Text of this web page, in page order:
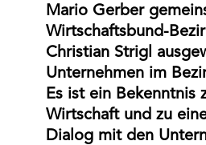
Mario Gerber
Wirtschaftsbund-
Christian Strigl
Unternehmen im
Es ist ein Bekenntnis
Wirtschaft und zu
Dialog mit den